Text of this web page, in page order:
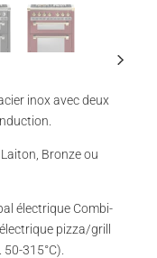
inox avec deux
Bronze ou
électrique Combi-
pizza/grill
315°C).